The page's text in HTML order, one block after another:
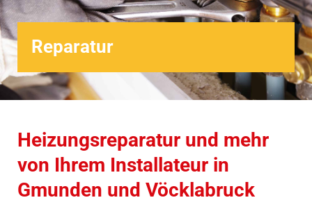
Reparatur
Heizungsreparatur und mehr
von Ihrem Installateur in
Gmunden und Vöcklabruck